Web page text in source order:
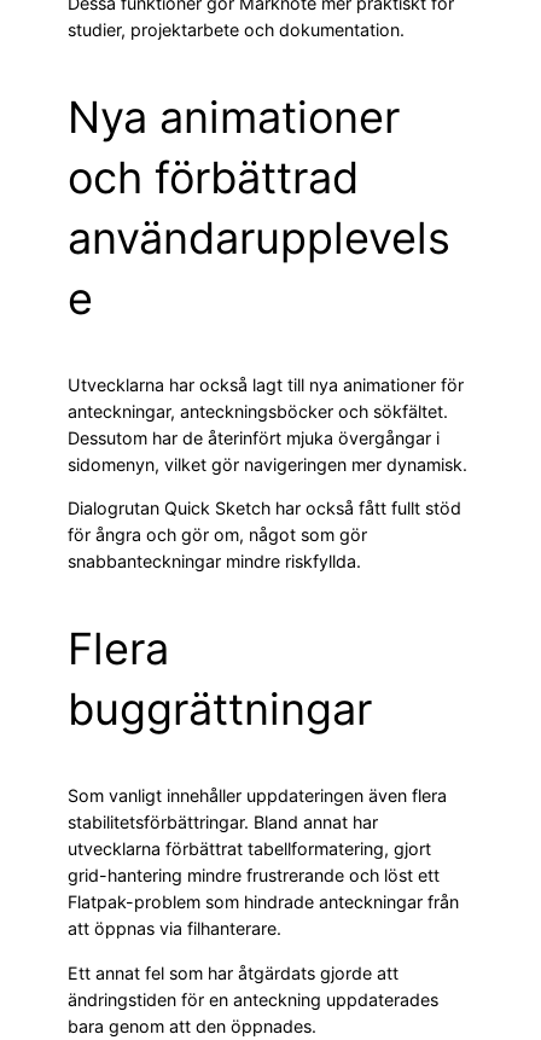
studier, projektarbete och dokumentation.
Nya animationer
och förbättrad
användarupplevels
e
Utvecklarna har också lagt till nya animationer för
anteckningar, anteckningsböcker och sökfältet.
Dessutom har de återinfört mjuka övergångar i
sidomenyn, vilket gör navigeringen mer dynamisk.
Dialogrutan Quick Sketch har också fått fullt stöd
för ångra och gör om, något som gör
snabbanteckningar mindre riskfyllda.
Flera
buggrättningar
Som vanligt innehåller uppdateringen även flera
stabilitetsförbättringar. Bland annat har
utvecklarna förbättrat tabellformatering, gjort
grid-hantering mindre frustrerande och löst ett
Flatpak-problem som hindrade anteckningar från
att öppnas via filhanterare.
Ett annat fel som har åtgärdats gjorde att
ändringstiden för en anteckning uppdaterades
bara genom att den öppnades.